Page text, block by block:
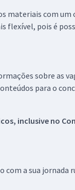
materiais com
flexível, pois é
sobre as
para o
inclusive no
com a sua jornada